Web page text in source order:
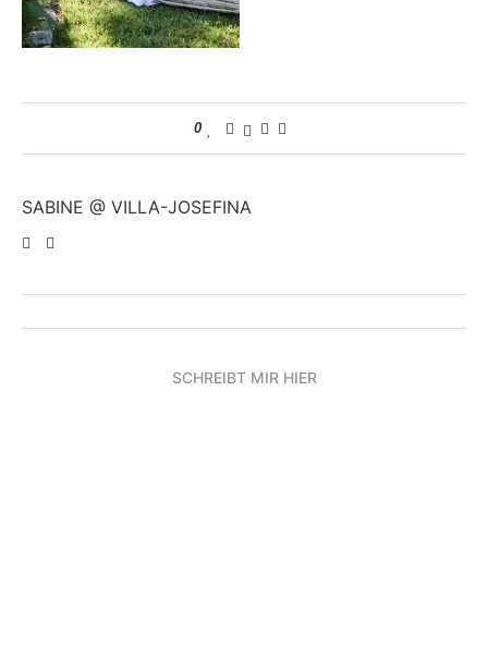
0
SABINE @ VILLA-JOSEFINA
SCHREIBT MIR HIER